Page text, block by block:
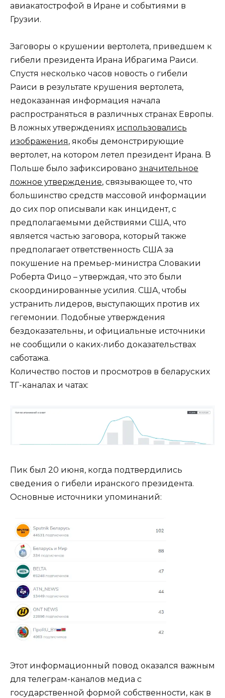
авиакатострофой в Иране и событиями в
Грузии.
Заговоры о крушении вертолета, приведшем к
гибели президента Ирана Ибрагима Раиси.
Спустя несколько часов новость о гибели
Раиси в результате крушения вертолета,
недоказанная информация начала
распространяться в различных странах Европы.
В ложных утверждениях использовались
изображения, якобы демонстрирующие
вертолет, на котором летел президент Ирана. В
Польше было зафиксировано значительное
ложное утверждение, связывающее то, что
большинство средств массовой информации
до сих пор описывали как инцидент, с
предполагаемыми действиями США, что
является частью заговора, который также
предполагает ответственность США за
покушение на премьер-министра Словакии
Роберта Фицо – утверждая, что это были
скоординированные усилия. США, чтобы
устранить лидеров, выступающих против их
гегемонии. Подобные утверждения
бездоказательны, и официальные источники
не сообщили о каких-либо доказательствах
саботажа.
Количество постов и просмотров в беларуских
ТГ-каналах и чатах:
Пик был 20 июня, когда подтвердились
сведения о гибели иранского президента.
Основные источники упоминаний:
Этот информационный повод оказался важным
для телеграм-каналов медиа с
государственной формой собственности, как в